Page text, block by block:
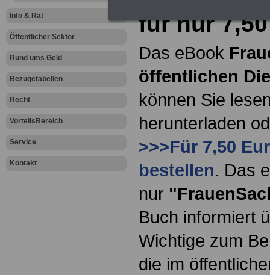
Info & Rat
Öffentlicher Sektor
Rund ums Geld
Bezügetabellen
Recht
VorteilsBereich
Service
Kontakt
für nur
Das eBook
öffentlichen
können Sie
herunterladen
>>>Für 7,50
bestellen. Das
nur
Buch informiert
Wichtige zum
die im